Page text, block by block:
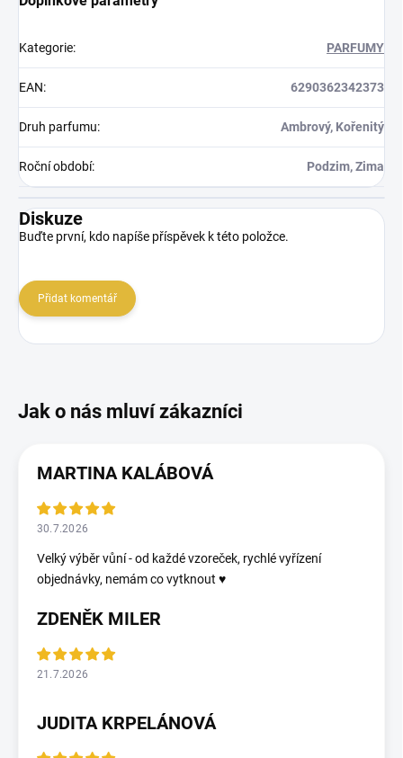
Kategorie: PARFUMY
EAN: 6290362342373
Druh parfumu: Ambrový, Kořenitý
Roční období: Podzim, Zima
Diskuze
Buďte první, kdo napíše příspěvek k této položce.
Přidat komentář
MARTINA KALÁBOVÁ
30.7.2026
Velký výběr vůní - od každé vzoreček, rychlé vyřízení
objednávky, nemám co vytknout ♥️
ZDENĚK MILER
21.7.2026
JUDITA KRPELÁNOVÁ